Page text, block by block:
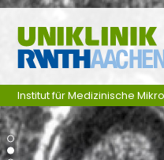
Zum Inhalt springen
Institut für Medizinische